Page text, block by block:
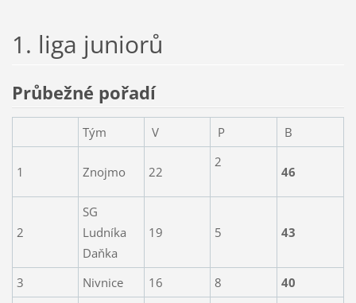
1. liga juniorů
Průbežné pořadí
Tým V P B
1 Znojmo 22
2
46
2
SG
Ludníka
Daňka
19 5 43
3 Nivnice 16 8 40